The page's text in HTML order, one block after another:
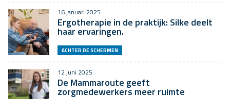
16 januari 2025
Ergotherapie in de praktijk: Silke deelt
haar ervaringen.
ACHTER DE SCHERMEN
12 juni 2025
De Mammaroute geeft
zorgmedewerkers meer ruimte